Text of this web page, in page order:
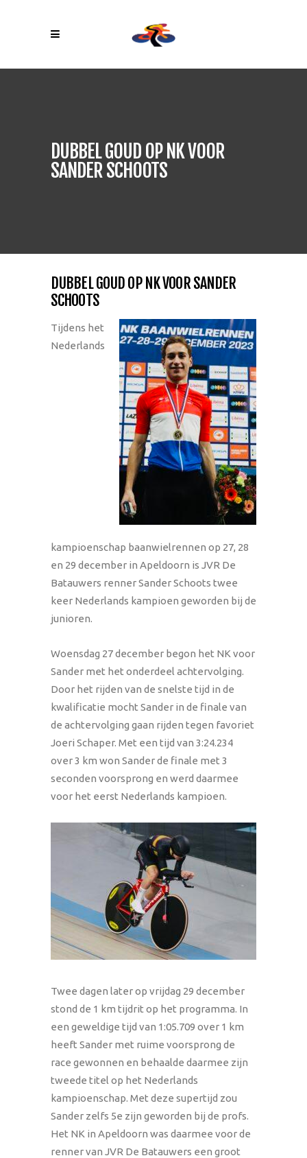
DUBBEL GOUD OP NK VOOR
SANDER SCHOOTS
DUBBEL GOUD OP NK VOOR SANDER
SCHOOTS
Tijdens het
Nederlands
kampioenschap baanwielrennen op 27, 28
en 29 december in Apeldoorn is JVR De
Batauwers renner Sander Schoots twee
keer Nederlands kampioen geworden bij de
junioren.
Woensdag 27 december begon het NK voor
Sander met het onderdeel achtervolging.
Door het rijden van de snelste tijd in de
kwalificatie mocht Sander in de finale van
de achtervolging gaan rijden tegen favoriet
Joeri Schaper. Met een tijd van 3:24.234
over 3 km won Sander de finale met 3
seconden voorsprong en werd daarmee
voor het eerst Nederlands kampioen.
Twee dagen later op vrijdag 29 december
stond de 1 km tijdrit op het programma. In
een geweldige tijd van 1:05.709 over 1 km
heeft Sander met ruime voorsprong de
race gewonnen en behaalde daarmee zijn
tweede titel op het Nederlands
kampioenschap. Met deze supertijd zou
Sander zelfs 5e zijn geworden bij de profs.
Het NK in Apeldoorn was daarmee voor de
renner van JVR De Batauwers een groot